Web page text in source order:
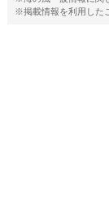
※掲載情報を利用した